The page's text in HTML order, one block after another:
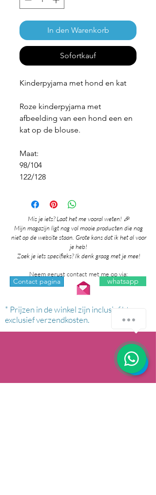
In den Warenkorb
Sofortkauf
Kinderpyjama met hond en kat
Roze kinderpyjama met
afbeelding van een hond een en
kat op de blouse.
Maat:
98/104
122/128
Mis je iets? Laat het me vooral weten! 🎉
Mijn magazijn ligt nog vol mooie producten die nog
niet op de website staan. Grote kans dat ik het al voor
je heb!
Zoek je iets specifieks? Ik denk graag met je mee!
Neem gerust contact met me op via:
Contact pagina whatsapp
* Prijzen in de winkel zijn inclusief btw en
exclusief verzendkosten.